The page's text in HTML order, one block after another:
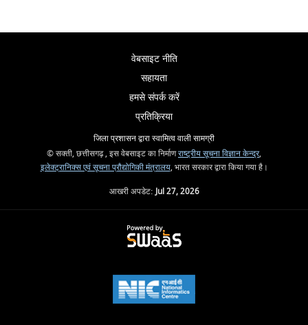
वेबसाइट नीति
सहायता
हमसे संपर्क करें
प्रतिक्रिया
जिला प्रशासन द्वारा स्वामित्व वाली सामग्री
© सक्ती, छत्तीसगढ़ , इस वेबसाइट का निर्माणराष्ट्रीय सूचना विज्ञान केन्द्र,
इलेक्ट्रानिक्स एवं सूचना प्रौद्योगिकी मंत्रालय, भारत सरकार द्वारा किया गया है।
आखरी अपडेट:Jul 27, 2026